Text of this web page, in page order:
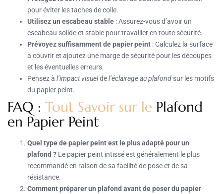
pour éviter les taches de colle.
Utilisez un escabeau stable : Assurez-vous d’avoir un
escabeau solide et stable pour travailler en toute sécurité.
Prévoyez suffisamment de papier peint : Calculez la surface
à couvrir et ajoutez une marge de sécurité pour les découpes
et les éventuelles erreurs.
Pensez à l’impact visueldel’éclairage au plafond sur les motifs
du papier peint.
FAQ : Tout Savoir sur le Plafond
en Papier Peint
Quel type de papier peint est le plus adapté pour un
plafond ? Le papier peint intissé est généralement le plus
recommandé en raison de sa facilité de pose et de sa
résistance.
Comment préparer un plafond avant de poser du papier